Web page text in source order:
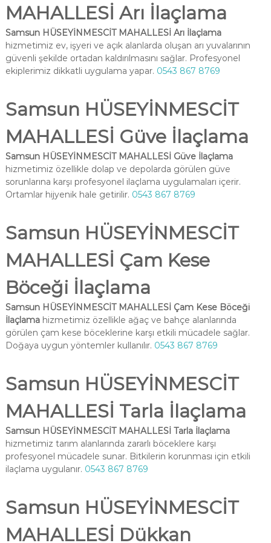
MAHALLESİ Arı İlaçlama
Samsun HÜSEYİNMESCİT MAHALLESİ Arı İlaçlama
hizmetimiz ev, işyeri ve açık alanlarda oluşan arı yuvalarının
güvenli şekilde ortadan kaldırılmasını sağlar. Profesyonel
ekiplerimiz dikkatli uygulama yapar. 0543 867 8769
Samsun HÜSEYİNMESCİT
MAHALLESİ Güve İlaçlama
Samsun HÜSEYİNMESCİT MAHALLESİ Güve İlaçlama
hizmetimiz özellikle dolap ve depolarda görülen güve
sorunlarına karşı profesyonel ilaçlama uygulamaları içerir.
Ortamlar hijyenik hale getirilir. 0543 867 8769
Samsun HÜSEYİNMESCİT
MAHALLESİ Çam Kese
Böceği İlaçlama
Samsun HÜSEYİNMESCİT MAHALLESİ Çam Kese Böceği
İlaçlamahizmetimiz özellikle ağaç ve bahçe alanlarında
görülen çam kese böceklerine karşı etkili mücadele sağlar.
Doğaya uygun yöntemler kullanılır. 0543 867 8769
Samsun HÜSEYİNMESCİT
MAHALLESİ Tarla İlaçlama
Samsun HÜSEYİNMESCİT MAHALLESİ Tarla İlaçlama
hizmetimiz tarım alanlarında zararlı böceklere karşı
profesyonel mücadele sunar. Bitkilerin korunması için etkili
ilaçlama uygulanır. 0543 867 8769
Samsun HÜSEYİNMESCİT
MAHALLESİ Dükkan